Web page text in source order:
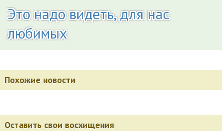
Это надо видеть, для нас
любимых
Похожие новости
Оставить свои восхищения